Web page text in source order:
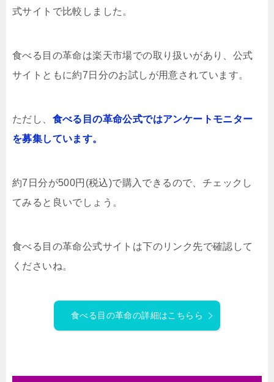
式サイトで比較しました。
食べる目の革命は楽天市場での取り扱いがあり、公式
サイトともに約7日分のお試しが用意されています。
ただし、 食べる目の革命公式ではアンケートモニター
を募集しています。
約7日分が500円(税込)で購入できるので、チェックし
てみると良いでしょう。
食べる目の革命公式サイトは下のリンク先で確認して
くださいね。
食べる目の革命の詳細はこちらら